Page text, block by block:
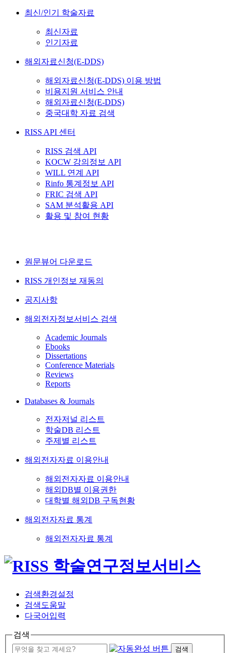
최신/인기 학술자료
최신자료
인기자료
해외자료신청(E-DDS)
해외자료신청(E-DDS) 이용 방법
비용지원 서비스 안내
해외자료신청(E-DDS)
중국대학 자료 검색
RISS API 센터
RISS 검색 API
KOCW 강의정보 API
WILL 연계 API
Rinfo 통계정보 API
FRIC 검색 API
SAM 분석활용 API
활용 및 참여 현황
원문뷰어 다운로드
RISS 개인정보 재동의
공지사항
해외전자정보서비스 검색
Academic Journals
Ebooks
Dissertations
Conference Materials
Reviews
Reports
Databases & Journals
전자저널 리스트
학술DB 리스트
주제별 리스트
해외전자자료 이용안내
해외전자자료 이용안내
해외DB별 이용권한
대학별 해외DB 구독현황
해외전자자료 통계
해외전자자료 통계
검색환경설정
검색도움말
다국어입력
검색
검색